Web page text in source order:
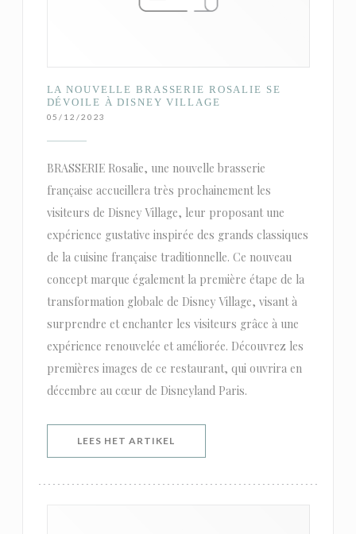
LA NOUVELLE BRASSERIE ROSALIE SE
DÉVOILE À DISNEY VILLAGE
05/12/2023
BRASSERIE Rosalie, une nouvelle brasserie
française accueillera très prochainement les
visiteurs de Disney Village, leur proposant une
expérience gustative inspirée des grands classiques
de la cuisine française traditionnelle. Ce nouveau
concept marque également la première étape de la
transformation globale de Disney Village, visant à
surprendre et enchanter les visiteurs grâce à une
expérience renouvelée et améliorée. Découvrez les
premières images de ce restaurant, qui ouvrira en
décembre au cœur de Disneyland Paris.
LEES HET ARTIKEL